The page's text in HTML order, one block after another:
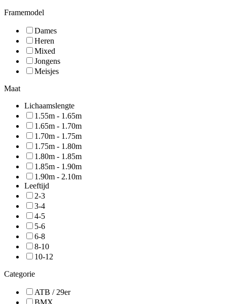
Framemodel
Dames
Heren
Mixed
Jongens
Meisjes
Maat
Lichaamslengte
1.55m - 1.65m
1.65m - 1.70m
1.70m - 1.75m
1.75m - 1.80m
1.80m - 1.85m
1.85m - 1.90m
1.90m - 2.10m
Leeftijd
2-3
3-4
4-5
5-6
6-8
8-10
10-12
Categorie
ATB / 29er
BMX